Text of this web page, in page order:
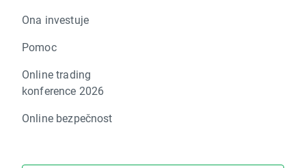
Ona investuje
Pomoc
Online trading
konference 2026
Online bezpečnost